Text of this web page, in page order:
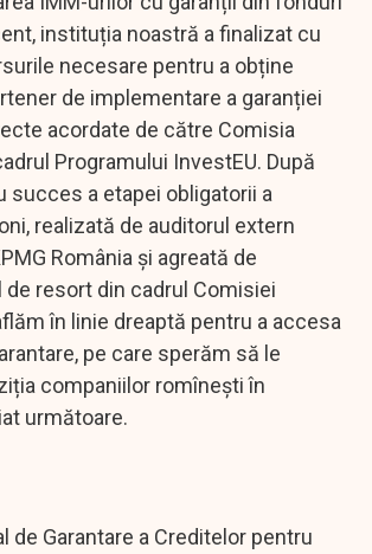
instituția noastră a finalizat cu
necesare pentru a obține
de implementare a garanției
acordate de către Comisia
Programului InvestEU. După
succes a etapei obligatorii a
realizată de auditorul extern
România și agreată de
resort din cadrul Comisiei
în linie dreaptă pentru a accesa
pe care sperăm să le
companiilor romînești în
următoare.
de Garantare a Creditelor pentru